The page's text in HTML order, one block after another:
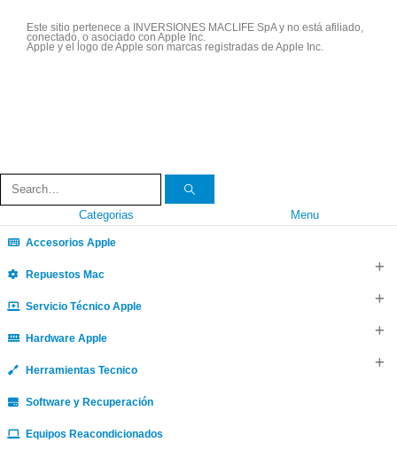
Este sitio pertenece a INVERSIONES MACLIFE SpA y no está afiliado,
conectado, o asociado con Apple Inc.
Apple y el logo de Apple son marcas registradas de Apple Inc.
Categorias Menu
Accesorios Apple
Repuestos Mac
Servicio Técnico Apple
Hardware Apple
Herramientas Tecnico
Software y Recuperación
Equipos Reacondicionados